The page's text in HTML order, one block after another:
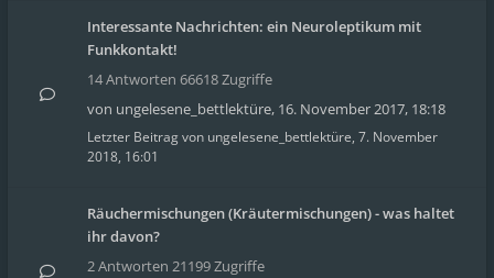
Interessante Nachrichten: ein Neuroleptikum mit
Funkkontakt!
14 Antworten 66618 Zugriffe
von ungelesene_bettlektüre, 16. November 2017, 18:18
Letzter Beitrag von ungelesene_bettlektüre, 7. November
2018, 16:01
Räuchermischungen (Kräutermischungen) - was haltet
ihr davon?
2 Antworten 21199 Zugriffe